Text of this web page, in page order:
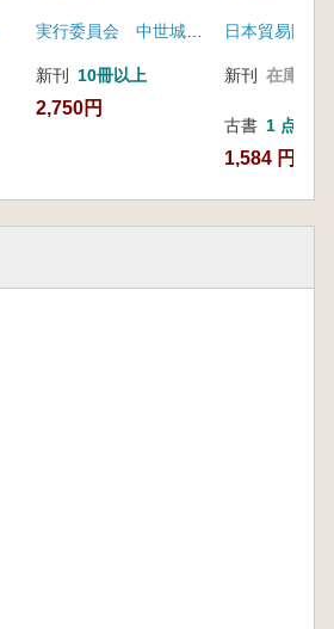
新刊 10冊以上
2,750円
日本貿易陶磁
新刊 在庫なし
古書 1 点
1,584 円